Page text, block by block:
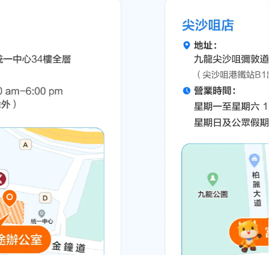
香港股票交易應用下載量
NO.1
全球註冊用戶數
2,625萬
客戶資產量
8,298億港元